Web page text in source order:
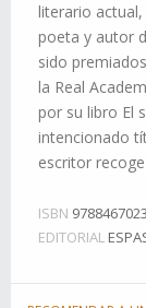
literario
poeta y autor
sido
la Real
por su libro El
intencionado
escritor
ISBN
EDITORIAL